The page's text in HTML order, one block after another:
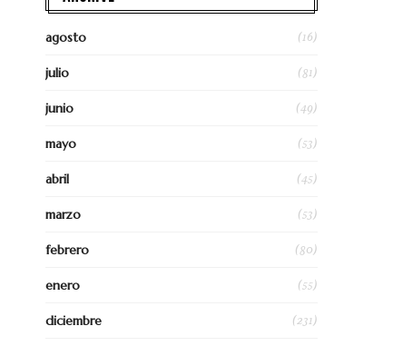
agosto (16)
julio (81)
junio (49)
mayo (53)
abril (45)
marzo (53)
febrero (80)
enero (55)
diciembre (231)